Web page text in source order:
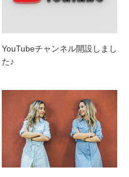
YouTubeチャンネル開設しまし
た♪